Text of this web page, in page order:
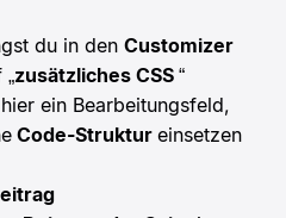
du in denCustomizer
zusätzliches CSS“
ein Bearbeitungsfeld,
Code-Struktureinsetzen